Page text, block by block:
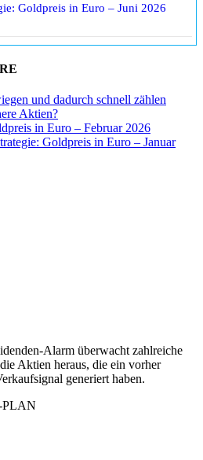
Goldpreis in Euro – Juni 2026
und dadurch schnell zählen
Aktien?
in Euro – Februar 2026
Goldpreis in Euro – Januar
Alarm überwacht zahlreiche
Aktien heraus, die ein vorher
generiert haben.
PLAN